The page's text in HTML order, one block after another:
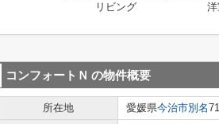
リビング 洋
コンフォートＮ の物件概要
所在地 愛媛県今治市別名